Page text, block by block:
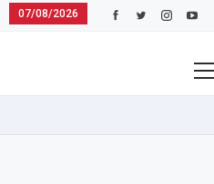
07/08/2026